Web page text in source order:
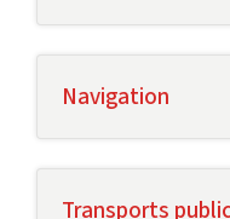
Navigation
Transports